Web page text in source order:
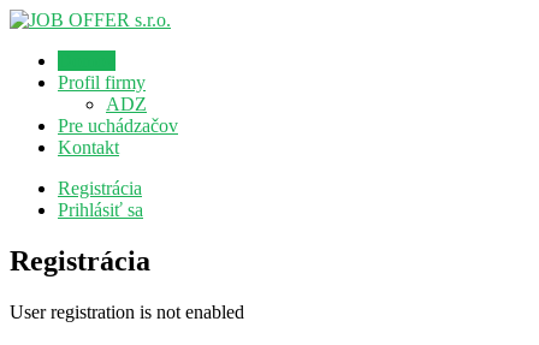
Profil firmy
ADZ
Pre uchádzačov
Kontakt
Registrácia
Prihlásiť sa
Registrácia
User registration is not enabled